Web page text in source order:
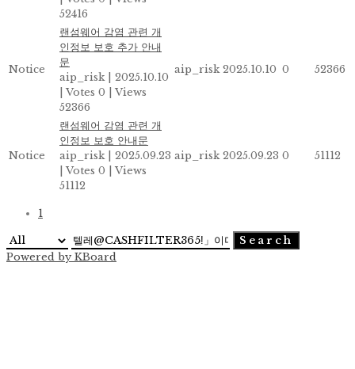
52416
Notice
랜섬웨어 감염 관련 개
인정보 보호 추가 안내
문
aip_risk
2025.10.10
Votes 0
Views
52366
aip_risk 2025.10.10 0 52366
Notice
랜섬웨어 감염 관련 개
인정보 보호 안내문
aip_risk
2025.09.23
Votes 0
Views
51112
aip_risk 2025.09.23 0 51112
1
Search
Powered by KBoard